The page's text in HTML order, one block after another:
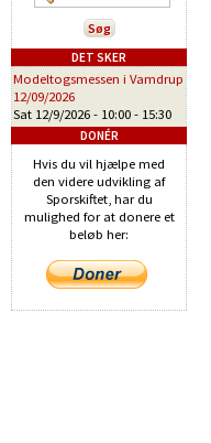
DET SKER
Modeltogsmessen i Vamdrup
12/09/2026
Sat 12/9/2026 - 10:00 - 15:30
DONÉR
Hvis du vil hjælpe med
den videre udvikling af
Sporskiftet, har du
mulighed for at donere et
beløb her: